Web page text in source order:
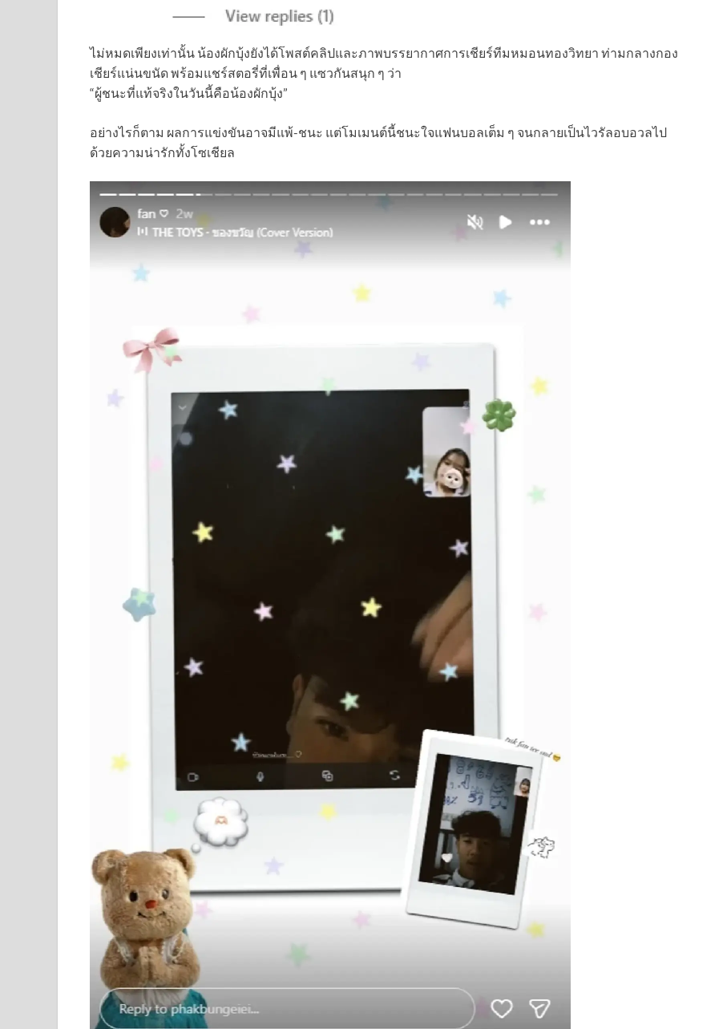
ไม่หมดเพียงเท่านั้น น้องผักบุ้งยังได้โพสต์คลิปและภาพบรรยากาศการเชียร์ทีมหมอนทองวิทยา ท่ามกลางกอง
เชียร์แน่นขนัด พร้อมแชร์สตอรี่ที่เพื่อน ๆ แซวกันสนุก ๆ ว่า
“ผู้ชนะที่แท้จริงในวันนี้คือน้องผักบุ้ง”
อย่างไรก็ตาม ผลการแข่งขันอาจมีแพ้-ชนะ แต่โมเมนต์นี้ชนะใจแฟนบอลเต็ม ๆ จนกลายเป็นไวรัลอบอวลไป
ด้วยความน่ารักทั้งโซเชียล